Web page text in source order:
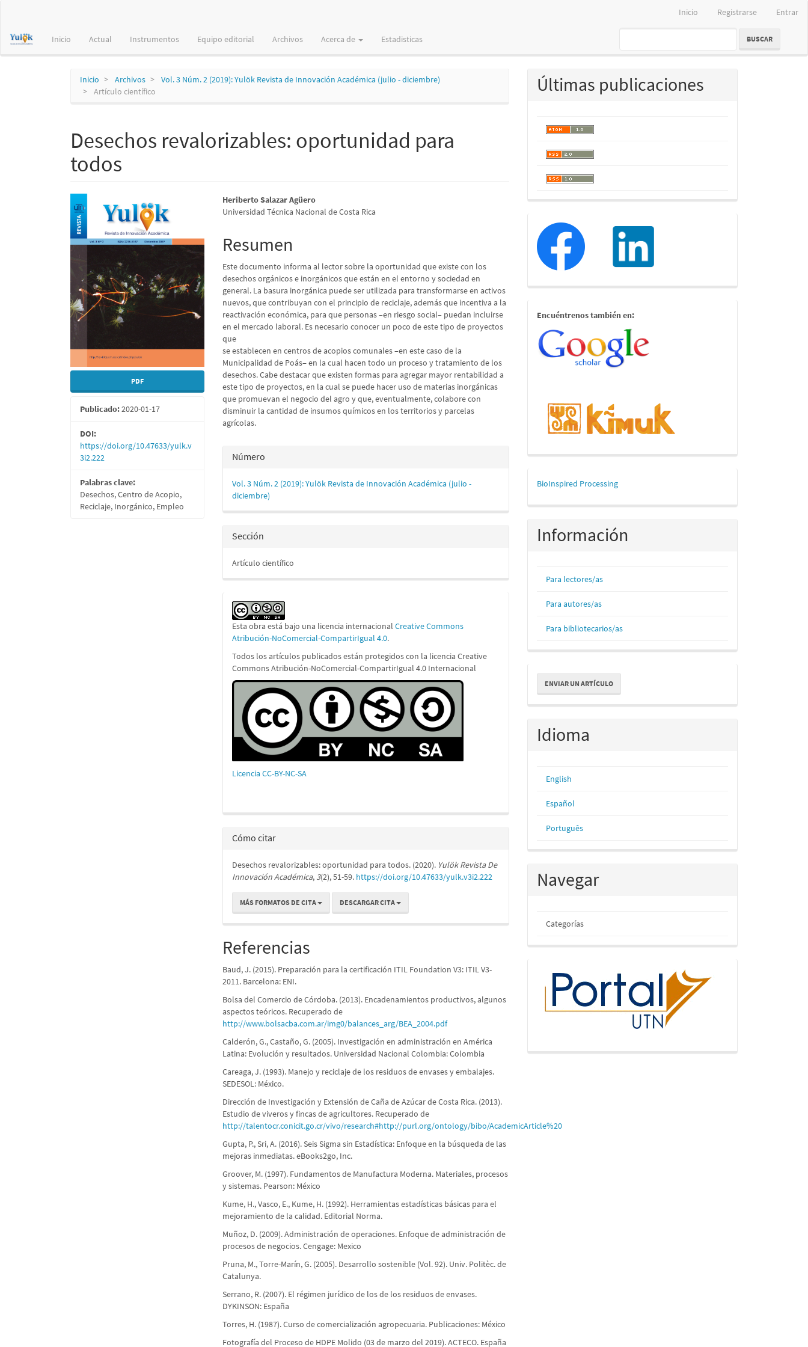
principal
Inicio Registrarse Entrar
Inicio Actual Instrumentos Equipo editorial Archivos Acerca de Estadisticas BUSCAR
Inicio Archivos
Vol. 3 Núm. 2 (2019): Yulök Revista de Innovación Académica (julio - diciembre)
Artículo científico
Desechos revalorizables: oportunidad para
todos
Barra
lateral
del
artículo
PDF
Publicado:2020-01-17
DOI:
https://doi.org/10.47633/yulk.v
3i2.222
Palabras clave:
Desechos, Centro de Acopio,
Reciclaje, Inorgánico, Empleo
Contenido
principal
del
artículo
Heriberto Salazar Agüero
Universidad Técnica Nacional de Costa Rica
Resumen
Este documento informa al lector sobre la oportunidad que existe con los
desechos orgánicos e inorgánicos que están en el entorno y sociedad en
general. La basura inorgánica puede ser utilizada para transformarse en activos
nuevos, que contribuyan con el principio de reciclaje, además que incentiva a la
reactivación económica, para que personas –en riesgo social– puedan incluirse
en el mercado laboral. Es necesario conocer un poco de este tipo de proyectos
que
se establecen en centros de acopios comunales –en este caso de la
Municipalidad de Poás‒ en la cual hacen todo un proceso y tratamiento de los
desechos. Cabe destacar que existen formas para agregar mayor rentabilidad a
este tipo de proyectos, en la cual se puede hacer uso de materias inorgánicas
que promuevan el negocio del agro y que, eventualmente, colabore con
disminuir la cantidad de insumos químicos en los territorios y parcelas
agrícolas.
Detalles
del
artículo
Número
Vol. 3 Núm. 2 (2019): Yulök Revista de Innovación Académica (julio -
diciembre)
Sección
Artículo científico
Esta obra está bajo una licencia internacionalCreative Commons
Atribución-NoComercial-CompartirIgual 4.0.
Todos los artículos publicados están protegidos con la licencia Creative
Commons Atribución-NoComercial-CompartirIgual 4.0 Internacional
Licencia CC-BY-NC-SA
Cómo citar
Desechos revalorizables: oportunidad para todos. (2020). Yulök Revista De
Innovación Académica, 3(2), 51-59. https://doi.org/10.47633/yulk.v3i2.222
MÁS FORMATOS DE CITA DESCARGAR CITA
Referencias
Baud, J. (2015). Preparación para la certificación ITIL Foundation V3: ITIL V3-
2011. Barcelona: ENI.
Bolsa del Comercio de Córdoba. (2013). Encadenamientos productivos, algunos
aspectos teóricos. Recuperado de
http://www.bolsacba.com.ar/img0/balances_arg/BEA_2004.pdf
Calderón, G., Castaño, G. (2005). Investigación en administración en América
Latina: Evolución y resultados. Universidad Nacional Colombia: Colombia
Careaga, J. (1993). Manejo y reciclaje de los residuos de envases y embalajes.
SEDESOL: México.
Dirección de Investigación y Extensión de Caña de Azúcar de Costa Rica. (2013).
Estudio de viveros y fincas de agricultores. Recuperado de
http://talentocr.conicit.go.cr/vivo/research#http://purl.org/ontology/bibo/AcademicArticle%20
Gupta, P., Sri, A. (2016). Seis Sigma sin Estadística: Enfoque en la búsqueda de las
mejoras inmediatas. eBooks2go, Inc.
Groover, M. (1997). Fundamentos de Manufactura Moderna. Materiales, procesos
y sistemas. Pearson: México
Kume, H., Vasco, E., Kume, H. (1992). Herramientas estadísticas básicas para el
mejoramiento de la calidad. Editorial Norma.
Muñoz, D. (2009). Administración de operaciones. Enfoque de administración de
procesos de negocios. Cengage: Mexico
Pruna, M., Torre-Marín, G. (2005). Desarrollo sostenible (Vol. 92). Univ. Politèc. de
Catalunya.
Serrano, R. (2007). El régimen jurídico de los de los residuos de envases.
DYKINSON: España
Torres, H. (1987). Curso de comercialización agropecuaria. Publicaciones: México
Fotografía del Proceso de HDPE Molido (03 de marzo del 2019). ACTECO. España
Últimas publicaciones
redessociales
estamostambien
Encuéntrenos también en:
mascerca
BioInspired Processing
Información
Para lectores/as
Para autores/as
Para bibliotecarios/as
Enviar
un
artículo
ENVIAR UN ARTÍCULO
Idioma
English
Español
Português
Navegar
Categorías
inicio